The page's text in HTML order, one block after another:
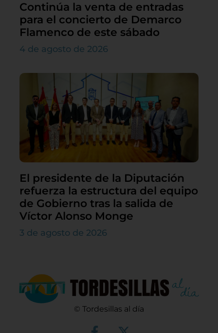
Continúa la venta de entradas
para el concierto de Demarco
Flamenco de este sábado
4 de agosto de 2026
El presidente de la Diputación
refuerza la estructura del equipo
de Gobierno tras la salida de
Víctor Alonso Monge
3 de agosto de 2026
© Tordesillas al día